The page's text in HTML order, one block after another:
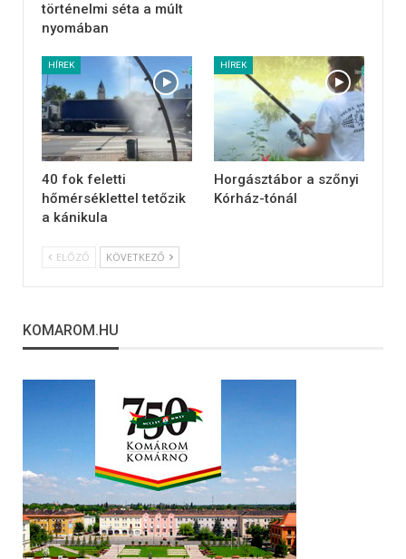
történelmi séta a múlt
nyomában
HÍREK
40 fok feletti
hőmérséklettel tetőzik
a kánikula
HÍREK
Horgásztábor a szőnyi
Kórház-tónál
ELŐZŐ KÖVETKEZŐ
KOMAROM.HU